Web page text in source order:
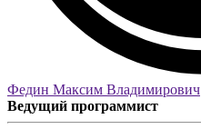
Федин Максим Владимирович
Ведущий программист